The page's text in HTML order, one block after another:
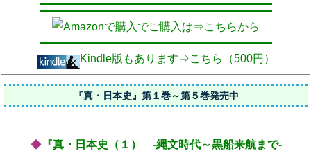
でご購入は⇒こちらから
Kindle版もあります⇒こちら（500円）
『真・日本史』第１巻～第５巻発売中
◆『真・日本史（１） -縄文時代～黒船来航まで-